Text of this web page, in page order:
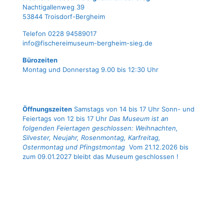
Nach­ti­gal­len­weg 39
53844 Troisdorf-Bergheim
Tele­fon 0228 94589017
info@fischereimuseum-bergheim-sieg.de
Büro­zei­ten
Mon­tag und Don­ners­tag 9.00 bis 12:30 Uhr
Öffnungszeiten Samstags von 14 bis 17 Uhr Sonn- und
Feiertags von 12 bis 17 Uhr Das Museum ist an
folgenden Feiertagen geschlossen: Weihnachten,
Silvester, Neujahr, Rosenmontag, Karfreitag,
Ostermontag und Pfingstmontag Vom 21.12.2026 bis
zum 09.01.2027 bleibt das Museum geschlossen !